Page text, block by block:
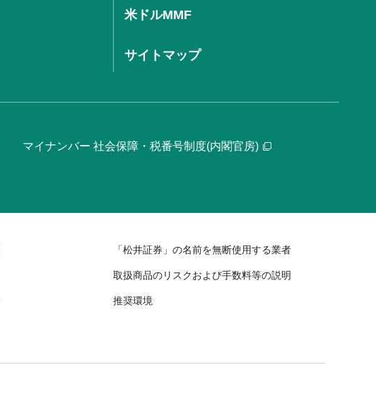
米ドルMMF
サイトマップ
マイナンバー 社会保障・税番号制度(内閣官房)
「松井証券」の名前を無断使用する業者
取扱商品のリスクおよび手数料等の説明
推奨環境